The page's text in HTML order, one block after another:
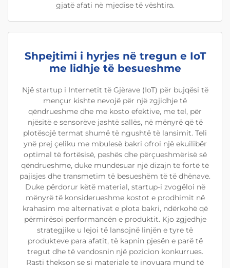
gjatë afati në mjedise të vështira.
Shpejtimi i hyrjes në tregun e IoT
me lidhje të besueshme
Një startup i Internetit të Gjërave (IoT) për bujqësi të
mençur kishte nevojë për një zgjidhje të
qëndrueshme dhe me kosto efektive, me tel, për
njësitë e sensorëve jashtë sallës, në mënyrë që të
plotësojë termat shumë të ngushtë të lansimit. Teli
ynë prej çeliku me mbulesë bakri ofroi një ekuilibër
optimal të fortësisë, peshës dhe përçueshmërisë së
qëndrueshme, duke mundësuar një dizajn të fortë të
pajisjes dhe transmetim të besueshëm të të dhënave.
Duke përdorur këtë material, startup-i zvogëloi në
mënyrë të konsiderueshme kostot e prodhimit në
krahasim me alternativat e plota bakri, ndërkohë që
përmirësoi performancën e produktit. Kjo zgjedhje
strategjike u lejoi të lansojnë linjën e tyre të
produkteve para afatit, të kapnin pjesën e parë të
tregut dhe të vendosnin një pozicion konkurrues.
Rasti thekson se si materiale të inovuara mund të